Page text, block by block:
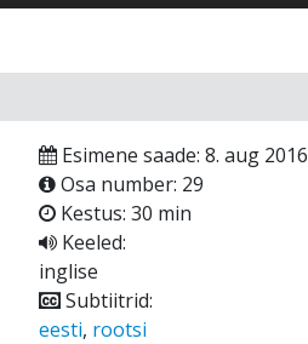
Esimene saade: 8. aug 2016
Osa number: 29
Kestus: 30 min
Keeled:
inglise
Subtiitrid:
eesti, rootsi